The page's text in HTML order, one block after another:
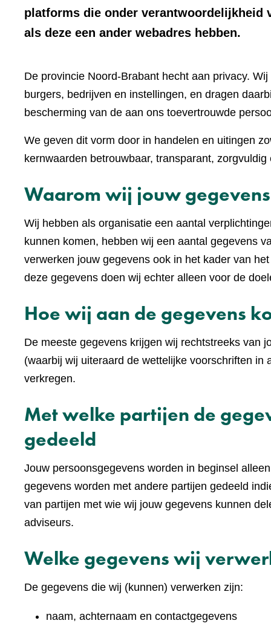
platforms die onder verantwoordelijkheid
als deze een ander webadres hebben.
De provincie Noord-Brabant hecht aan privacy.
burgers, bedrijven en instellingen, en dragen
bescherming van de aan ons toevertrouwde
We geven dit vorm door in handelen en uitingen
kernwaarden betrouwbaar, transparant, zorgvuldig
Waarom wij jouw
Wij hebben als organisatie een aantal
kunnen komen, hebben wij een aantal gegevens
verwerken jouw gegevens ook in het kader van
deze gegevens doen wij echter alleen voor de
Hoe wij aan de gegevens
De meeste gegevens krijgen wij rechtstreeks van
(waarbij wij uiteraard de wettelijke voorschriften
verkregen.
Met welke partijen de
gedeeld
Jouw persoonsgegevens worden in beginsel
gegevens worden met andere partijen gedeeld
van partijen met wie wij jouw gegevens kunnen
adviseurs.
Welke gegevens wij
De gegevens die wij (kunnen) verwerken zijn:
naam, achternaam en contactgegevens